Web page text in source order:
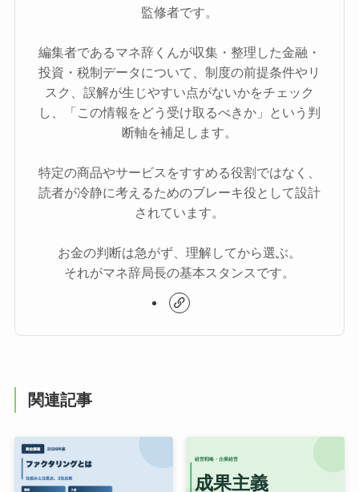
監修者です。
編集者であるマネ辞くんが収集・整理した金融・
投資・税制データについて、制度の前提条件やリ
スク、誤解が生じやすい点がないかをチェック
し、「この情報をどう受け取るべきか」という判
断軸を補足します。
特定の商品やサービスをすすめる役割ではなく、
読者が冷静に考えるためのブレーキ役として設計
されています。
お金の判断は急がず、理解してから選ぶ。
それがマネ辞局長の基本スタンスです。
関連記事